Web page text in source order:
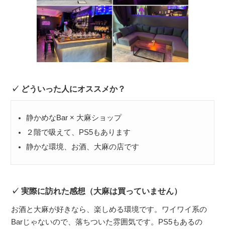
どういった人にオススメか？
静かめなBar × 大麻ショップ
２階で吸えて、PS5もあります
静かな環境、お酒、大麻の店です
実際に訪れた感想（大麻は買っていません）
お酒と大麻が好きなら、楽しめる環境です。ワイワイ系の
Barじゃないので、落ちついた雰囲気です。PS5もあるの